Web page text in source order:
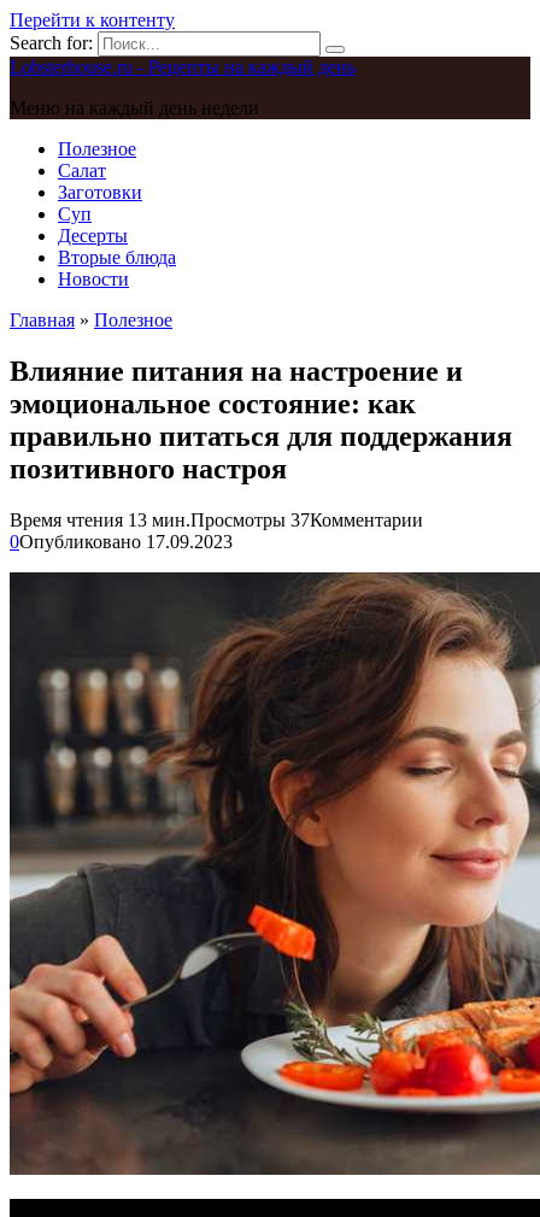
Перейти к контенту
Search for:
Lobsterhouse.ru - Рецепты на каждый день
Меню на каждый день недели
Полезное
Салат
Заготовки
Суп
Десерты
Вторые блюда
Новости
Главная » Полезное
Влияние питания на настроение и
эмоциональное состояние: как
правильно питаться для поддержания
позитивного настроя
Время чтения 13 мин.Просмотры 37Комментарии
0Опубликовано 17.09.2023